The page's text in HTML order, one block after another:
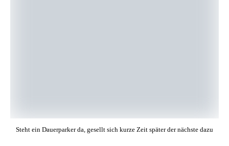
Steht ein Dauerparker da, gesellt sich kurze Zeit später der nächste dazu